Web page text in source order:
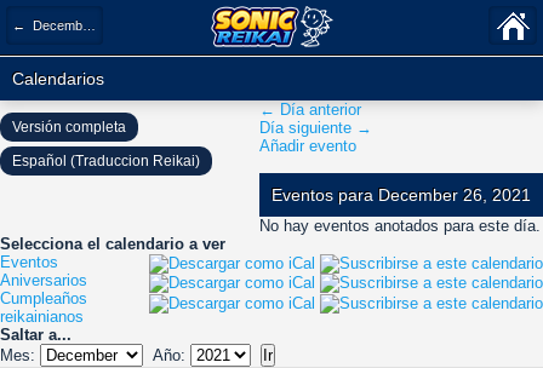
← December 2021
Calendarios
← Día anterior
Día siguiente →
Añadir evento
Eventos para December 26, 2021
No hay eventos anotados para este día.
Selecciona el calendario a ver
Eventos
Aniversarios
Cumpleaños
reikainianos
Saltar a...
Mes:
Año:
Versión completa
Español (Traduccion Reikai)